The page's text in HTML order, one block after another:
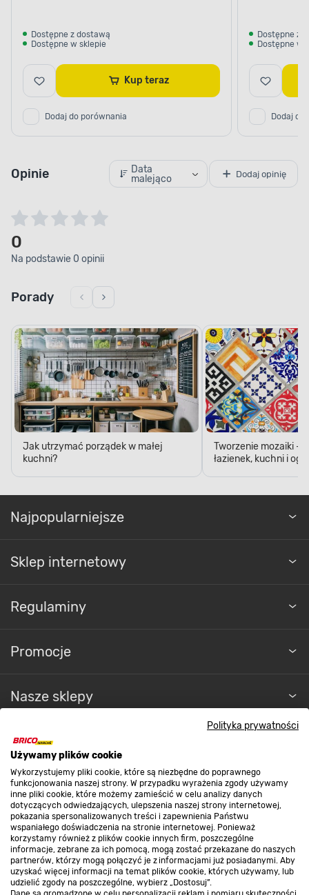
Polityka prywatności
Używamy plików cookie
Wykorzystujemy pliki cookie, które są niezbędne do poprawnego
funkcjonowania naszej strony. W przypadku wyrażenia zgody używamy
inne pliki cookie, które możemy zamieścić w celu analizy danych
dotyczących odwiedzających, ulepszenia naszej strony internetowej,
pokazania spersonalizowanych treści i zapewnienia Państwu
wspaniałego doświadczenia na stronie internetowej. Ponieważ
korzystamy również z plików cookie innych firm, poszczególne
informacje, zebrane za ich pomocą, mogą zostać przekazane do naszych
partnerów, którzy mogą połączyć je z informacjami już posiadanymi. Aby
uzyskać więcej informacji na temat plików cookie, których używamy, lub
udzielić zgody na poszczególne, wybierz „Dostosuj”.
Dostępne z dostawą
Dostępne w sklepie
Kup teraz
Dodaj do porównania
Dostępne z
Dostępne w
Dodaj do
Opinie
Data
malejąco
Dodaj opinię
0
Na podstawie 0 opinii
Porady
Jak utrzymać porządek w małej
kuchni?
Tworzenie mozaiki -
łazienek, kuchni i
Najpopularniejsze
Sklep internetowy
Regulaminy
Promocje
Nasze sklepy
O nas
Kontakt do sklepu
Strefa biznesu
Dołącz do nas